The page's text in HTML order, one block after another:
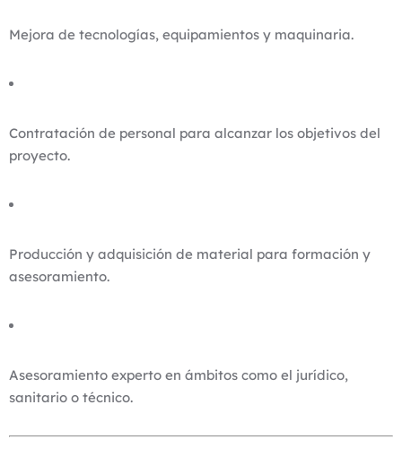
Mejora de tecnologías, equipamientos y maquinaria.
Contratación de personal para alcanzar los objetivos del
proyecto.
Producción y adquisición de material para formación y
asesoramiento.
Asesoramiento experto en ámbitos como el jurídico,
sanitario o técnico.